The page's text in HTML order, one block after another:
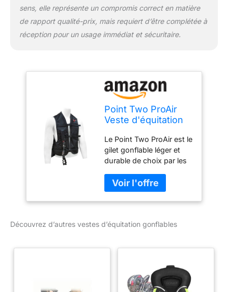
sens, elle représente un compromis correct en matière
de rapport qualité-prix, mais requiert d’être complétée à
réception pour un usage immédiat et sécuritaire.
Point Two ProAir
Veste d'équitation
Veste de sécurité
gonflable pour
équitation - Adulte
Medium *Bidon
vendu séparément*
Le Point Two ProAir est le
gilet gonflable léger et
durable de choix par les
monde Pour tout, du
piratage et de l'école aux
événements et au polo Il
pour protéger le
chute
Découvrez d’autres vestes d’équitation gonflables